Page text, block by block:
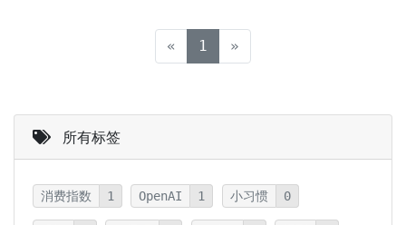
« 1 (current)
»
所有标签
消费指数 1 OpenAI 1 小习惯 0